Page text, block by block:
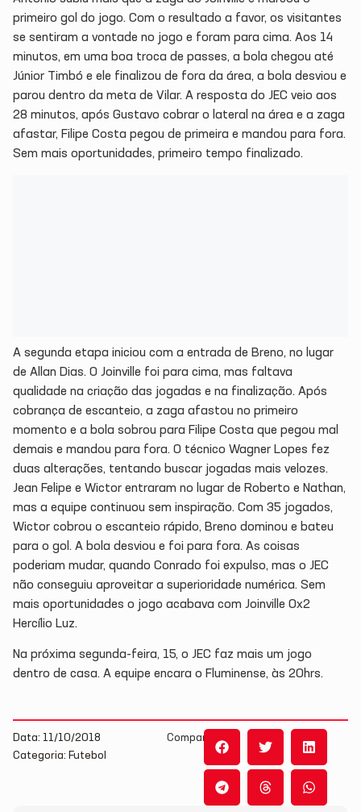
primeiro gol do jogo. Com o resultado a favor, os visitantes
se sentiram a vontade no jogo e foram para cima. Aos 14
minutos, em uma boa troca de passes, a bola chegou até
Júnior Timbó e ele finalizou de fora da área, a bola desviou e
parou dentro da meta de Vilar. A resposta do JEC veio aos
28 minutos, após Gustavo cobrar o lateral na área e a zaga
afastar, Filipe Costa pegou de primeira e mandou para fora.
Sem mais oportunidades, primeiro tempo finalizado.
A segunda etapa iniciou com a entrada de Breno, no lugar
de Allan Dias. O Joinville foi para cima, mas faltava
qualidade na criação das jogadas e na finalização. Após
cobrança de escanteio, a zaga afastou no primeiro
momento e a bola sobrou para Filipe Costa que pegou mal
demais e mandou para fora. O técnico Wagner Lopes fez
duas alterações, tentando buscar jogadas mais velozes.
Jean Felipe e Wictor entraram no lugar de Roberto e Nathan,
mas a equipe continuou sem inspiração. Com 35 jogados,
Wictor cobrou o escanteio rápido, Breno dominou e bateu
para o gol. A bola desviou e foi para fora. As coisas
poderiam mudar, quando Conrado foi expulso, mas o JEC
não conseguiu aproveitar a superioridade numérica. Sem
mais oportunidades o jogo acabava com Joinville 0x2
Hercílio Luz.
Na próxima segunda-feira, 15, o JEC faz mais um jogo
dentro de casa. A equipe encara o Fluminense, às 20hrs.
Data: 11/10/2018
Categoria: Futebol
Compartilhe: